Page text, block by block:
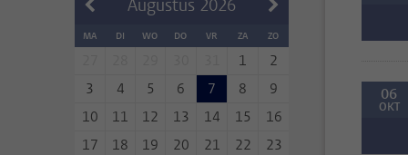
Augustus 2026
MA DI WO DO VR ZA ZO
1
2
3
4 5 6 7 8
9
10
11 12 13 14 15
16
17
18 19 20 21 22
23
06
OKT